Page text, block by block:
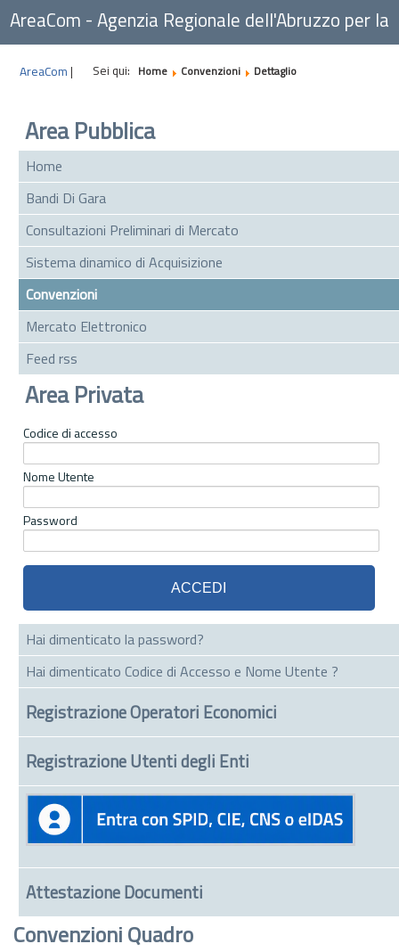
AreaCom - Agenzia Regionale dell'Abruzzo per la
Committenza
AreaCom | Sei qui: Home Convenzioni Dettaglio
Area Pubblica
Home
Bandi Di Gara
Consultazioni Preliminari di Mercato
Sistema dinamico di Acquisizione
Convenzioni
Mercato Elettronico
Feed rss
Area Privata
Codice di accesso
Nome Utente
Password
Hai dimenticato la password?
Hai dimenticato Codice di Accesso e Nome Utente ?
Registrazione Operatori Economici
Registrazione Utenti degli Enti
Attestazione Documenti
Convenzioni Quadro